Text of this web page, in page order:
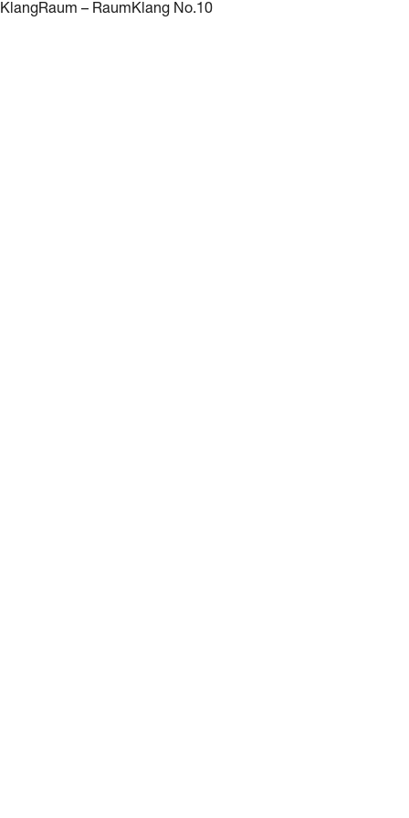
KlangRaum – RaumKlang No.10